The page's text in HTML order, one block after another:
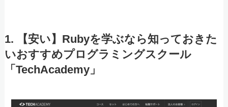
1. 【安い】Rubyを学ぶなら知っておきた
いおすすめプログラミングスクール
「TechAcademy」